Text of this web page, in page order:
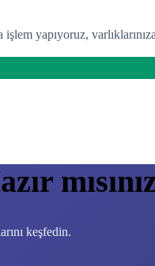
yapıyoruz,
keşfedin.